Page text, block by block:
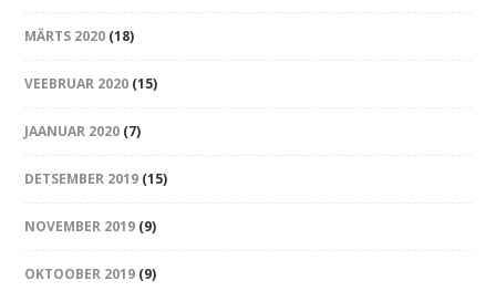
MÄRTS 2020 (18)
VEEBRUAR 2020 (15)
JAANUAR 2020 (7)
DETSEMBER 2019 (15)
NOVEMBER 2019 (9)
OKTOOBER 2019 (9)